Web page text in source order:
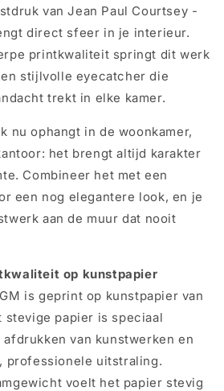
van Jean Paul Courtsey -
direct sfeer in je interieur.
printkwaliteit springt dit werk
stijlvolle eyecatcher die
trekt in elke kamer.
nu ophangt in de woonkamer,
het brengt altijd karakter
Combineer het met een
een nog elegantere look, en je
aan de muur dat nooit
op kunstpapier
is geprint op kunstpapier van
stevige papier is speciaal
van kunstwerken en
professionele uitstraling.
voelt het papier stevig